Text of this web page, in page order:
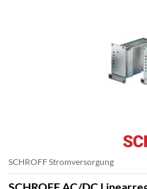
SCHROFF Stromversorgung